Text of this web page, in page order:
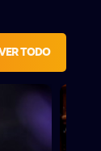
TODO